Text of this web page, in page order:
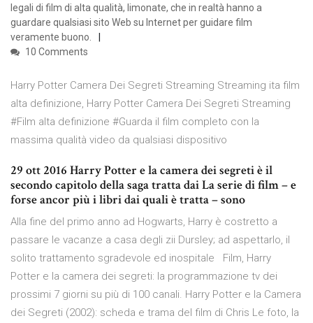
legali di film di alta qualità, limonate, che in realtà hanno a
guardare qualsiasi sito Web su Internet per guidare film
veramente buono.
10 Comments
Harry Potter Camera Dei Segreti Streaming Streaming ita film
alta definizione, Harry Potter Camera Dei Segreti Streaming
#Film alta definizione #Guarda il film completo con la
massima qualità video da qualsiasi dispositivo
29 ott 2016 Harry Potter e la camera dei segreti è il
secondo capitolo della saga tratta dai La serie di film – e
forse ancor più i libri dai quali è tratta – sono
Alla fine del primo anno ad Hogwarts, Harry è costretto a
passare le vacanze a casa degli zii Dursley; ad aspettarlo, il
solito trattamento sgradevole ed inospitale Film, Harry
Potter e la camera dei segreti: la programmazione tv dei
prossimi 7 giorni su più di 100 canali. Harry Potter e la Camera
dei Segreti (2002): scheda e trama del film di Chris Le foto, la